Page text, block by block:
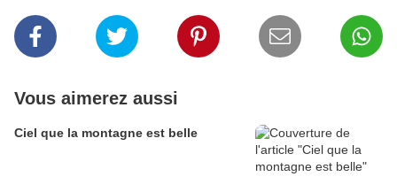
Vous aimerez aussi
Ciel que la montagne est belle